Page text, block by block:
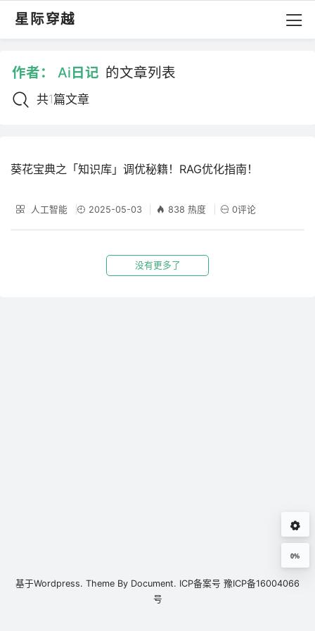
星际穿越
作者： Ai日记 的文章列表
共1篇文章
葵花宝典之「知识库」调优秘籍！RAG优化指南！
人工智能 2025-05-03 838 热度 0评论
没有更多了
0%
基于Wordpress. Theme By Document. ICP备案号 豫ICP备16004066
号